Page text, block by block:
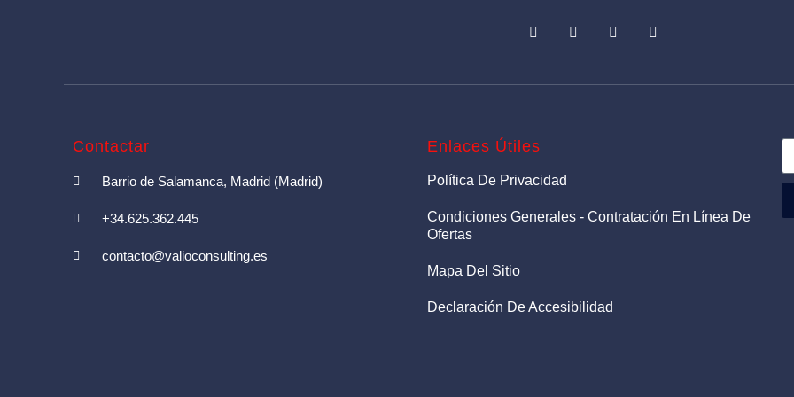
Contactar
Barrio de Salamanca, Madrid (Madrid)
+34.625.362.445
contacto@valioconsulting.es
Enlaces Útiles
Política De Privacidad
Condiciones Generales - Contratación En Línea De
Ofertas
Mapa Del Sitio
Declaración De Accesibilidad